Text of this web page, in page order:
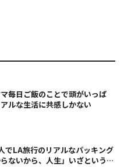
毎日ご飯のことで頭がいっぱ
ルな生活に共感しかない
でLA旅行のリアルなパッキング
ないから、人生」いざというと